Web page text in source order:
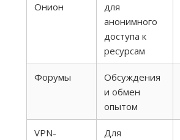
Онион
для
анонимного
доступа к
ресурсам
Форумы
Обсуждения
и обмен
опытом
VPN-
Для